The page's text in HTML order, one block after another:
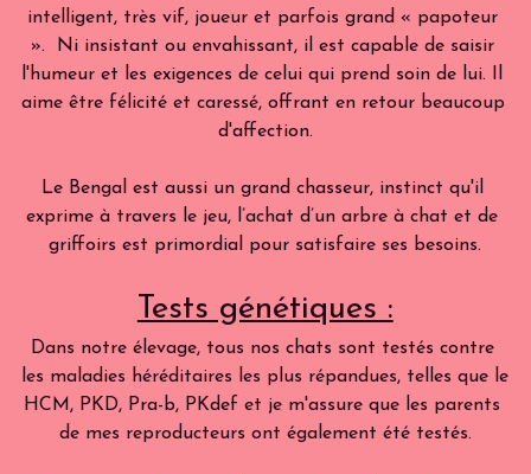
intelligent, très vif, joueur et parfois grand « papoteur
».  Ni insistant ou envahissant, il est capable de saisir
l'humeur et les exigences de celui qui prend soin de lui. Il
aime être félicité et caressé, offrant en retour beaucoup
d'affection.
Le Bengal est aussi un grand chasseur, instinct qu'il
exprime à travers le jeu, l’achat d’un arbre à chat et de
griffoirs est primordial pour satisfaire ses besoins.
Tests génétiques :
Dans notre élevage, tous nos chats sont testés contre
les maladies héréditaires les plus répandues, telles que le
HCM, PKD, Pra-b, PKdef et je m'assure que les parents
de mes reproducteurs ont également été testés.